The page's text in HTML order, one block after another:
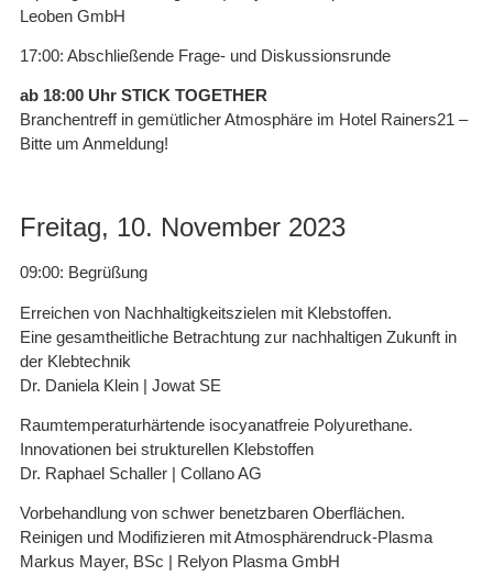
Leoben GmbH
17:00: Abschließende Frage- und Diskussionsrunde
ab 18:00 Uhr STICK TOGETHER
Branchentreff in gemütlicher Atmosphäre im Hotel Rainers21 –
Bitte um Anmeldung!
Freitag, 10. November 2023
09:00: Begrüßung
Erreichen von Nachhaltigkeitszielen mit Klebstoffen.
Eine gesamtheitliche Betrachtung zur nachhaltigen Zukunft in
der Klebtechnik
Dr. Daniela Klein | Jowat SE
Raumtemperaturhärtende isocyanatfreie Polyurethane.
Innovationen bei strukturellen Klebstoffen
Dr. Raphael Schaller | Collano AG
Vorbehandlung von schwer benetzbaren Oberflächen.
Reinigen und Modifizieren mit Atmosphärendruck-Plasma
Markus Mayer, BSc | Relyon Plasma GmbH